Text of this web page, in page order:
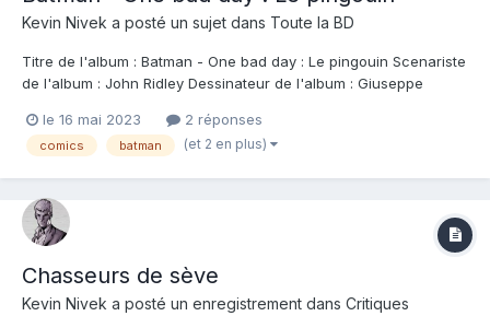
Kevin Nivek a posté un sujet dans Toute la BD
Titre de l'album : Batman - One bad day : Le pingouin Scenariste
de l'album : John Ridley Dessinateur de l'album : Giuseppe
Urban Comics Note : Résumé de l'album : Autrefois, le Pingouin
avait un empire. A...
le 16 mai 2023 2 réponses
comics batman (et 2 en plus)
Chasseurs de sève
Kevin Nivek a posté un enregistrement dans Critiques